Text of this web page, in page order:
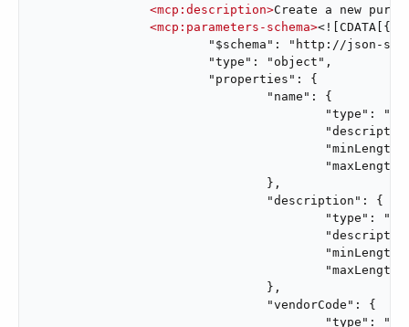
<mcp:description>Create a new
<mcp:parameters-schema><![CDATA[{